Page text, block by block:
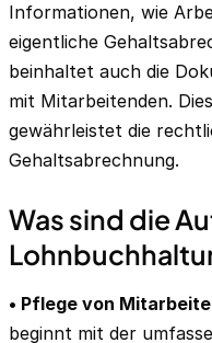
Informationen, wie
eigentliche
beinhaltet auch die
mit Mitarbeitenden.
gewährleistet die
Gehaltsabrechnung.
Was sind die
• Pflege von
beginnt mit der